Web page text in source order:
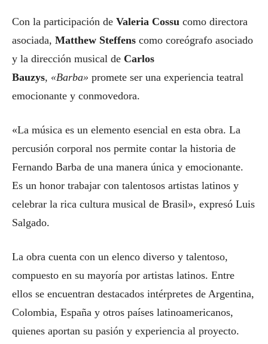
Con la participación de Valeria Cossu como directora
asociada, Matthew Steffens como coreógrafo asociado
y la dirección musical de Carlos
Bauzys, «Barba» promete ser una experiencia teatral
emocionante y conmovedora.
«La música es un elemento esencial en esta obra. La
percusión corporal nos permite contar la historia de
Fernando Barba de una manera única y emocionante.
Es un honor trabajar con talentosos artistas latinos y
celebrar la rica cultura musical de Brasil», expresó Luis
Salgado.
La obra cuenta con un elenco diverso y talentoso,
compuesto en su mayoría por artistas latinos. Entre
ellos se encuentran destacados intérpretes de Argentina,
Colombia, España y otros países latinoamericanos,
quienes aportan su pasión y experiencia al proyecto.